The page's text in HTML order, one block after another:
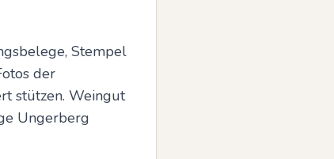
Stempel
der
stützen. Weingut
Ungerberg